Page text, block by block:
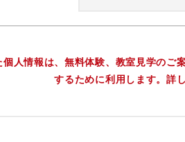
人情報は、無料体験、教室見学の
するために利用します。詳